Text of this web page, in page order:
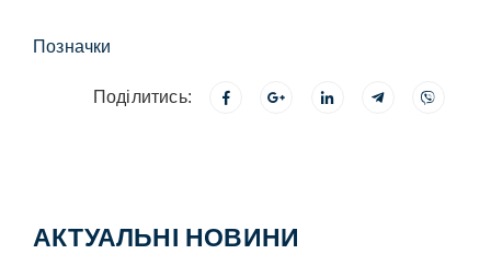
Позначки
Поділитись:
АКТУАЛЬНІ НОВИНИ